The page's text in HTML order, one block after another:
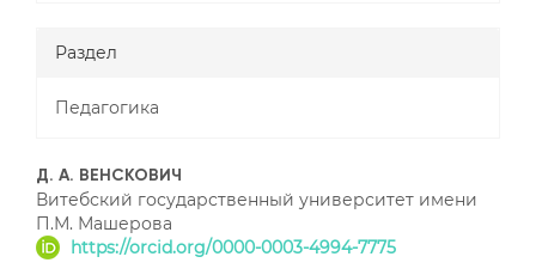
Раздел
Педагогика
Д. А. ВЕНСКОВИЧ
Витебский государственный университет имени
П.М. Машерова
https://orcid.org/0000-0003-4994-7775